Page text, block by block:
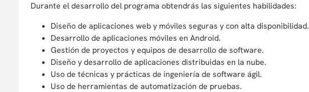
Durante el desarrollo del programa obtendrás las siguientes habilidades:
Diseño de aplicaciones web y móviles seguras y con alta disponibilidad.
Desarrollo de aplicaciones móviles en Android.
Gestión de proyectos y equipos de desarrollo de software.
Diseño y desarrollo de aplicaciones distribuidas en la nube.
Uso de técnicas y prácticas de ingeniería de software ágil.
Uso de herramientas de automatización de pruebas.